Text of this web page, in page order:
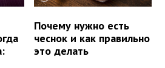
Почему нужно есть
чеснок и как правильно
это делать